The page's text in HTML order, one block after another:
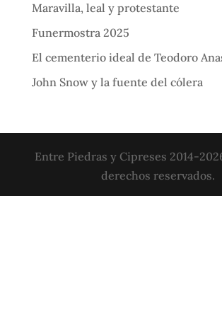
Maravilla, leal y protestante
Funermostra 2025
El cementerio ideal de Teodoro
John Snow y la fuente del cólera
Entre Piedras y Cipreses 2014-
derechos reservados.